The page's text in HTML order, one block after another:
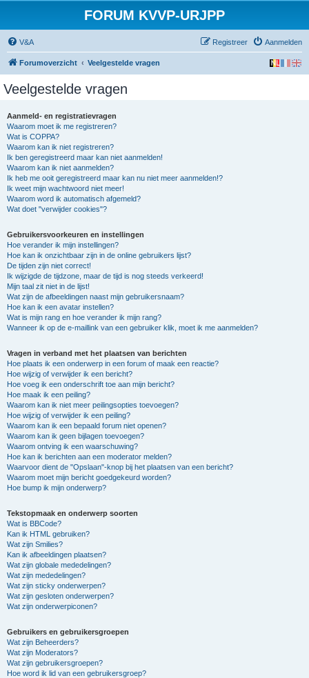
FORUM KVVP-URJPP
V&A Aanmelden
Registreer
Forumoverzicht Veelgestelde vragen
Veelgestelde vragen
Aanmeld- en registratievragen
Waarom moet ik me registreren?
Wat is COPPA?
Waarom kan ik niet registreren?
Ik ben geregistreerd maar kan niet aanmelden!
Waarom kan ik niet aanmelden?
Ik heb me ooit geregistreerd maar kan nu niet meer aanmelden!?
Ik weet mijn wachtwoord niet meer!
Waarom word ik automatisch afgemeld?
Wat doet "verwijder cookies"?
Gebruikersvoorkeuren en instellingen
Hoe verander ik mijn instellingen?
Hoe kan ik onzichtbaar zijn in de online gebruikers lijst?
De tijden zijn niet correct!
Ik wijzigde de tijdzone, maar de tijd is nog steeds verkeerd!
Mijn taal zit niet in de lijst!
Wat zijn de afbeeldingen naast mijn gebruikersnaam?
Hoe kan ik een avatar instellen?
Wat is mijn rang en hoe verander ik mijn rang?
Wanneer ik op de e-maillink van een gebruiker klik, moet ik me aanmelden?
Vragen in verband met het plaatsen van berichten
Hoe plaats ik een onderwerp in een forum of maak een reactie?
Hoe wijzig of verwijder ik een bericht?
Hoe voeg ik een onderschrift toe aan mijn bericht?
Hoe maak ik een peiling?
Waarom kan ik niet meer peilingsopties toevoegen?
Hoe wijzig of verwijder ik een peiling?
Waarom kan ik een bepaald forum niet openen?
Waarom kan ik geen bijlagen toevoegen?
Waarom ontving ik een waarschuwing?
Hoe kan ik berichten aan een moderator melden?
Waarvoor dient de "Opslaan"-knop bij het plaatsen van een bericht?
Waarom moet mijn bericht goedgekeurd worden?
Hoe bump ik mijn onderwerp?
Tekstopmaak en onderwerp soorten
Wat is BBCode?
Kan ik HTML gebruiken?
Wat zijn Smilies?
Kan ik afbeeldingen plaatsen?
Wat zijn globale mededelingen?
Wat zijn mededelingen?
Wat zijn sticky onderwerpen?
Wat zijn gesloten onderwerpen?
Wat zijn onderwerpiconen?
Gebruikers en gebruikersgroepen
Wat zijn Beheerders?
Wat zijn Moderators?
Wat zijn gebruikersgroepen?
Hoe word ik lid van een gebruikersgroep?